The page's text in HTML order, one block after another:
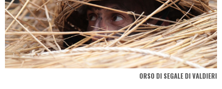
ORSO DI SEGALE DI VALDIERI